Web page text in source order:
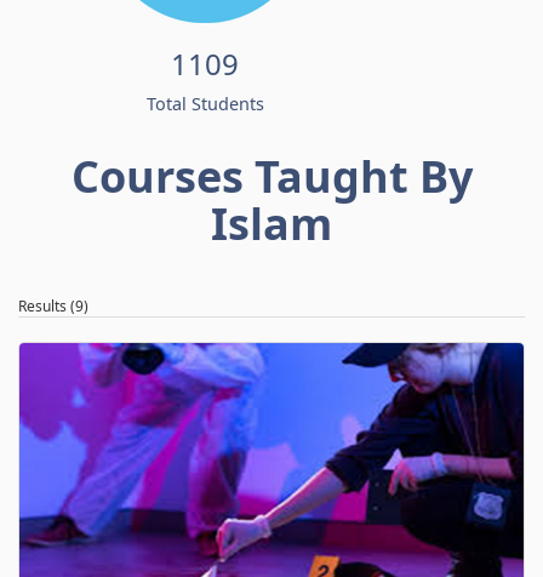
1109
Total Students
Courses Taught By
Islam
Results (9)